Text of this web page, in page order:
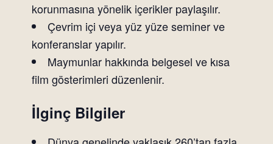
korunmasına yönelik içerikler paylaşılır.
Çevrim içi veya yüz yüze seminer ve
konferanslar yapılır.
Maymunlar hakkında belgesel ve kısa
film gösterimleri düzenlenir.
İlginç Bilgiler